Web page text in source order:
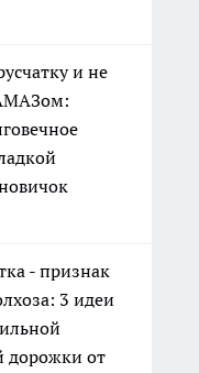
и не
- признак
3 идеи
дорожки от